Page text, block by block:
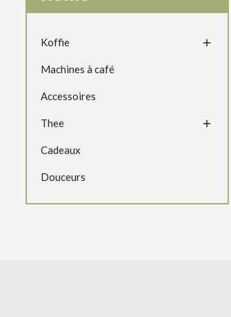
Koffie 
Machines à café
Accessoires
Thee 
Cadeaux
Douceurs